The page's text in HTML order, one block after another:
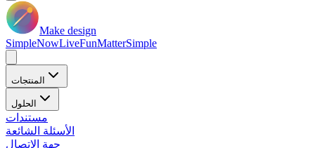
Make design
SimpleNowLiveFunMatterSimple
المنتجات
الحلول
مستندات
الأسئلة الشائعة
جهة الاتصال